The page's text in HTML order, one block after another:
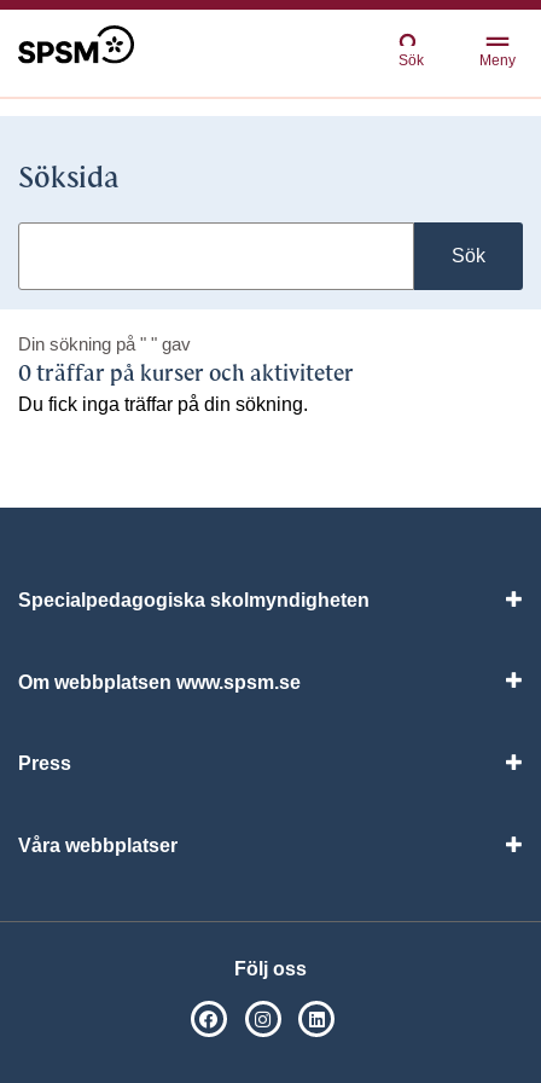
Sök Meny
Söksida
Sök
Din sökning på " " gav
0 träffar på kurser och aktiviteter
Du fick inga träffar på din sökning.
Specialpedagogiska skolmyndigheten
Om webbplatsen www.spsm.se
Press
Våra webbplatser
Följ oss
SPSM på Facebook
SPSM på Instagram